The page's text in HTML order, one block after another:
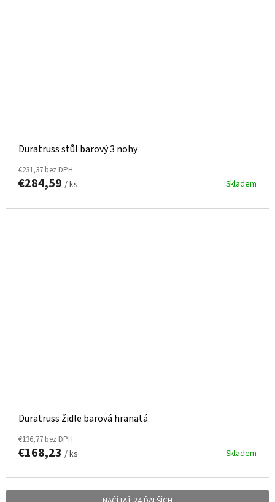
Duratruss stůl barový 3 nohy
Skladem
€231,37 bez DPH
€284,59 / ks
Duratruss židle barová hranatá
Skladem
€136,77 bez DPH
€168,23 / ks